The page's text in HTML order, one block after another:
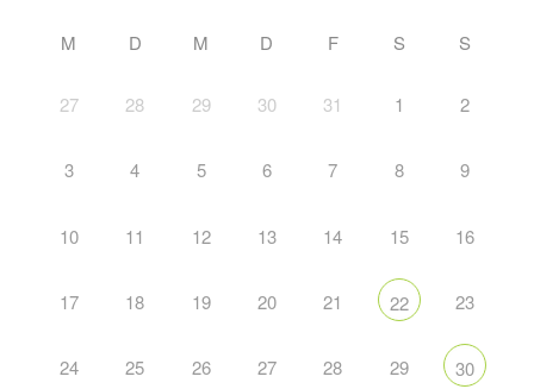
M D M D F S S
27 28 29 30 31 1 2
3 4 5 6 7 8 9
10 11 12 13 14 15 16
17 18 19 20 21 22 23
24 25 26 27 28 29 30